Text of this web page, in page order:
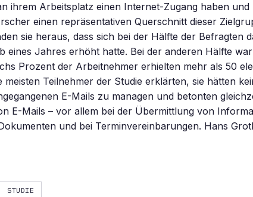
ihrem Arbeitsplatz einen Internet-Zugang haben und
einen repräsentativen Querschnitt dieser
sie heraus, dass sich bei der Hälfte der Befragten
eines Jahres erhöht hatte. Bei der anderen Hälfte
Prozent der Arbeitnehmer erhielten mehr als 50
meisten Teilnehmer der Studie erklärten, sie hätten
E-Mails zu managen und betonten
E-Mails – vor allem bei der Übermittlung von
und bei Terminvereinbarungen. Hans
STUDIE